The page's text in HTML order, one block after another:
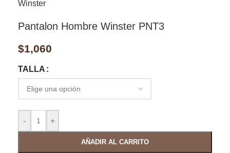
Winster
Pantalon Hombre Winster PNT3
$1,060
TALLA
- +
AÑADIR AL CARRITO